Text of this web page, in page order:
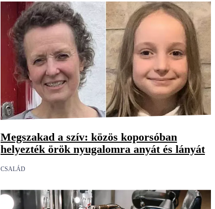
Megszakad a szív: közös koporsóban
helyezték örök nyugalomra anyát és lányát
CSALÁD